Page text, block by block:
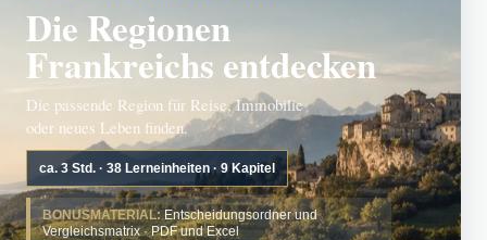
Die Regionen
Frankreichs entdecken
Die passende Region für Reise, Immobilie
oder neues Leben finden.
ca. 3 Std. · 38 Lerneinheiten · 9 Kapitel
BONUSMATERIAL: Entscheidungsordner und
Vergleichsmatrix · PDF und Excel